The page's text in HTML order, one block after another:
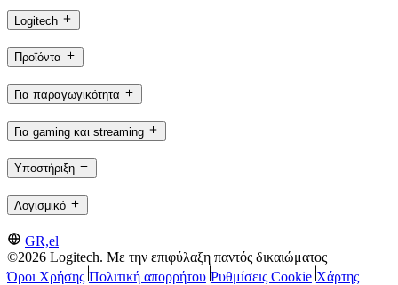
Logitech
Προϊόντα
Για παραγωγικότητα
Για gaming και streaming
Υποστήριξη
Λογισμικό
GR,el
©2026 Logitech. Με την επιφύλαξη παντός δικαιώματος
Όροι Χρήσης Πολιτική απορρήτου Ρυθμίσεις Cookie Χάρτης